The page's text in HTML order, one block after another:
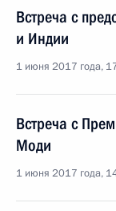
Встреча с
и Индии
1 июня 2017 года,
Встреча с
Моди
1 июня 2017 года,